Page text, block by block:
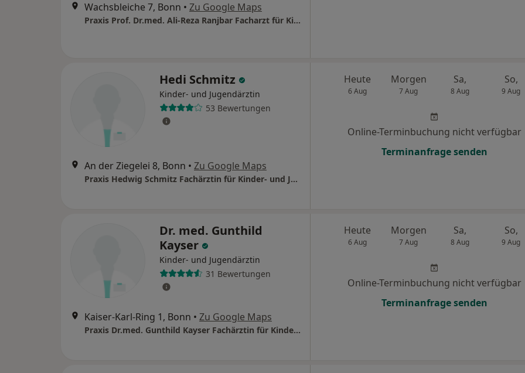
Wachsbleiche 7, Bonn • Zu Google Maps
Praxis Prof. Dr.med. Ali-Reza Ranjbar Facharzt für Kinder- und Jugendmedizin
Hedi Schmitz
Kinder- und Jugendärztin
53 Bewertungen
An der Ziegelei 8, Bonn • Zu Google Maps
Praxis Hedwig Schmitz Fachärztin für Kinder- und Jugendmedizin
Heute
6 Aug
Morgen
7 Aug
Sa,
8 Aug
So,
9 Aug
Online-Terminbuchung nicht verfügbar
Terminanfrage senden
Dr. med. Gunthild
Kayser
Kinder- und Jugendärztin
31 Bewertungen
Kaiser-Karl-Ring 1, Bonn • Zu Google Maps
Praxis Dr.med. Gunthild Kayser Fachärztin für Kinder- und Jugendmedizin
Heute
6 Aug
Morgen
7 Aug
Sa,
8 Aug
So,
9 Aug
Online-Terminbuchung nicht verfügbar
Terminanfrage senden